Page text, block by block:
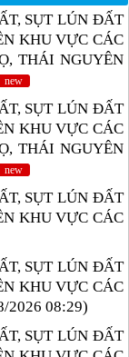
SỤT LÚN ĐẤT
KHU VỰC CÁC
THÁI NGUYÊN
new
SỤT LÚN ĐẤT
KHU VỰC CÁC
THÁI NGUYÊN
new
SỤT LÚN ĐẤT
KHU VỰC CÁC
SỤT LÚN ĐẤT
KHU VỰC CÁC
2026 08:29)
SỤT LÚN ĐẤT